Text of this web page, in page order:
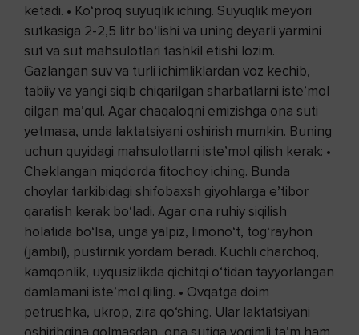
ketadi. • Ko‘proq suyuqlik iching. Suyuqlik meyori
sutkasiga 2-2,5 litr bo‘lishi va uning deyarli yarmini
sut va sut mahsulotlari tashkil etishi lozim.
Gazlangan suv va turli ichimliklardan voz kechib,
tabiiy va yangi siqib chiqarilgan sharbatlarni iste’mol
qilgan ma’qul. Agar chaqaloqni emizishga ona suti
yetmasa, unda laktatsiyani oshirish mumkin. Buning
uchun quyidagi mahsulotlarni iste’mol qilish kerak: •
Cheklangan miqdorda fitochoy iching. Bunda
choylar tarkibidagi shifobaxsh giyohlarga e’tibor
qaratish kerak bo‘ladi. Agar ona ruhiy siqilish
holatida bo‘lsa, unga yalpiz, limono‘t, tog‘rayhon
(jambil), pustirnik yordam beradi. Kuchli charchoq,
kamqonlik, uyqusizlikda qichitqi o‘tidan tayyorlangan
damlamani iste’mol qiling. • Ovqatga doim
petrushka, ukrop, zira qo‘shing. Ular laktatsiyani